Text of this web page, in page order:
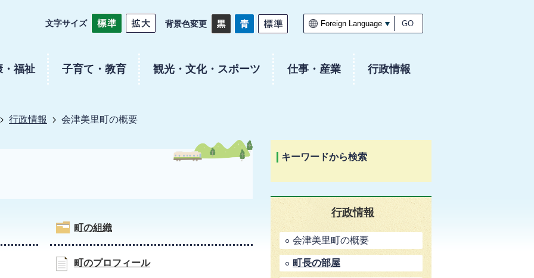
文字サイズ 背景色変更 GO
・福祉 子育て・教育 観光・文化・スポーツ 仕事・産業 行政情報
行政情報 会津美里町の概要
町の組織
町のプロフィール
キーワードから検索
行政情報
会津美里町の概要
町長の部屋